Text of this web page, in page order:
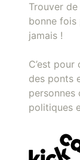
Trouver
bonne fois
jamais !
C’est
des ponts
personnes
politiques